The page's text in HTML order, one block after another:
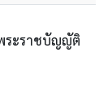
ระราชบัญญัติ